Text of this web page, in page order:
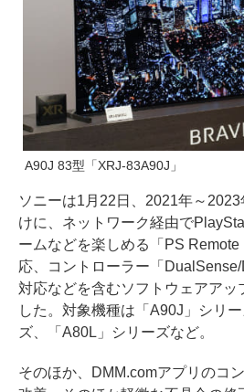
A90J 83型「XRJ-83A90J」
ソニーは1月22日、2021年～
けに、ネットワーク経由で
ームなどを楽しめる「PS
応、コントローラー「
対応などを含むソフトウェアアッ
した。対象機種は「A90J」シリ
ズ、「A80L」シリーズなど。
そのほか、DMM.comアプリのコ